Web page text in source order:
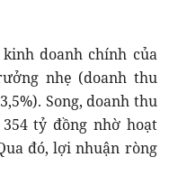
doanh chính của
nhẹ (doanh thu
Song, doanh thu
tỷ đồng nhờ hoạt
đó, lợi nhuận ròng